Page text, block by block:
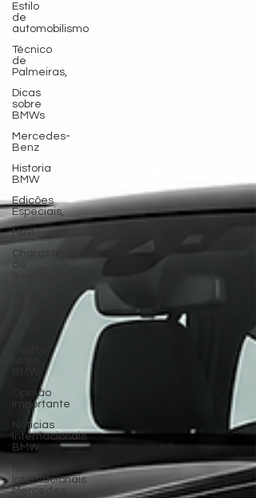
Estilo
de
automobilismo
Técnico
de
Palmeiras,
Dicas
sobre
BMWs
Mercedes-
Benz
Historia
BMW
Edições
Especiais,
MINI
Characteristicas
de
Opinião
Importante
Noticias
Internacionais
BMW
Noticias
Internacionais
Mercedes